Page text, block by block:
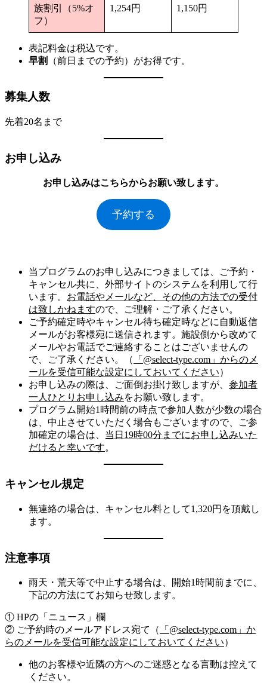
族割引（5%オ
フ）
1,254円 1,150円
表記料金は税込です。
早割
（前日までの予約）がお得です。
募集人数
先着20名まで
お申し込み
お申し込みはこちらからお願い致します。
予約する
当プログラムのお申し込みにつきましては、ご予約・
キャンセル共に、外部サイトのシステムを利用して行
います。 お電話やメールなど、その他の方法での受付
は致しかねますので、ご理解・ご了承ください。
ご予約確定時やキャンセル待ち確定時などに自動返信
メールがお客様宛に送信されます。施設側から改めて
メールやお電話でご連絡することはございませんの
で、ご了承ください。（
「@select-type.com」からのメ
ールを受信可能な設定にしておいてください）
お申し込みの際は、ご面倒お掛け致しますが、 参加者
一人ひとりお申し込みをお願い致します。
プログラム開始1時間前の時点で参加人数が少数の場合
は、中止させていただく場合もございますので、ご参
加確定の場合は、 当日19時00分までにお申し込みいた
だけると幸いです。
キャンセル規定
無連絡の場合は、キャンセル料として1,320円を頂戴し
ます。
注意事項
雨天・荒天等で中止する場合は、開始1時間前までに、
下記の方法にてお知らせ致します。
① HPの「ニュース」欄
② ご予約時のメールアドレス宛て（
「@select-type.com」か
らのメールを受信可能な設定にしておいてください）
他のお客様や近隣の方へのご迷惑となる言動は控えて
ください。